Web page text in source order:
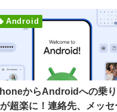
Android
からAndroidへの乗
超楽に！連絡先、メッセ